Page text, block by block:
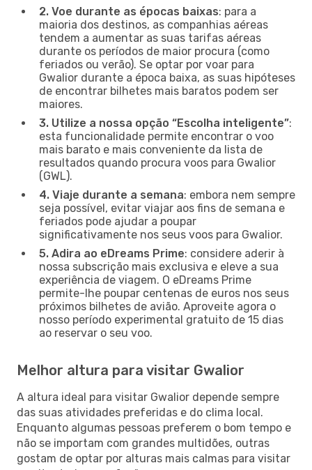
2. Voe durante as épocas baixas: para a
maioria dos destinos, as companhias aéreas
tendem a aumentar as suas tarifas aéreas
durante os períodos de maior procura (como
feriados ou verão). Se optar por voar para
Gwalior durante a época baixa, as suas hipóteses
de encontrar bilhetes mais baratos podem ser
maiores.
3. Utilize a nossa opção “Escolha inteligente”:
esta funcionalidade permite encontrar o voo
mais barato e mais conveniente da lista de
resultados quando procura voos para Gwalior
(GWL).
4. Viaje durante a semana: embora nem sempre
seja possível, evitar viajar aos fins de semana e
feriados pode ajudar a poupar
significativamente nos seus voos para Gwalior.
5. Adira ao eDreams Prime: considere aderir à
nossa subscrição mais exclusiva e eleve a sua
experiência de viagem. O eDreams Prime
permite-lhe poupar centenas de euros nos seus
próximos bilhetes de avião. Aproveite agora o
nosso período experimental gratuito de 15 dias
ao reservar o seu voo.
Melhor altura para visitar Gwalior
A altura ideal para visitar Gwalior depende sempre
das suas atividades preferidas e do clima local.
Enquanto algumas pessoas preferem o bom tempo e
não se importam com grandes multidões, outras
gostam de optar por alturas mais calmas para visitar